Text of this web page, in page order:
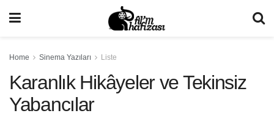
Home Sinema Yazıları Liste
Karanlık Hikâyeler ve Tekinsiz
Yabancılar